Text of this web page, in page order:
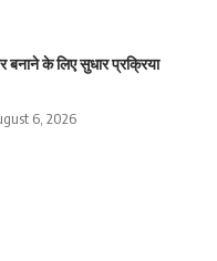
बनाने के लिए सुधार प्रक्रिया
6, 2026